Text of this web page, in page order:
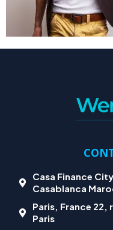
Casa Finance
Casablanca
Paris, France 22,
Paris